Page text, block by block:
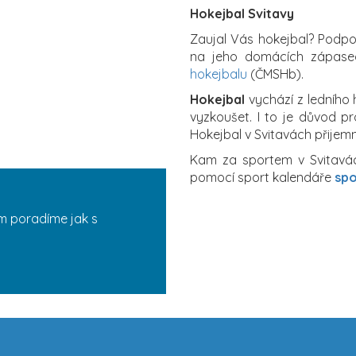
poradíme jak s
Hokejbal Svitavy
Zaujal Vás hokejbal?
na jeho domácích
hokejbalu (ČMSHb).
Hokejbal vychází z ledního
vyzkoušet. I to je důvod
Hokejbal v Svitavách
Kam za sportem v
pomocí sport kalendáře